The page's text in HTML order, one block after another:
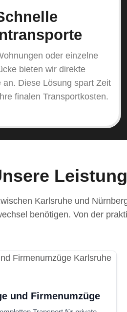
oder einzelne
bieten wir direkte
an. Diese Lösung spart Zeit
finalen Transportkosten.
Karlsruhe und
benötigen. Von der
und Firmenumzüge